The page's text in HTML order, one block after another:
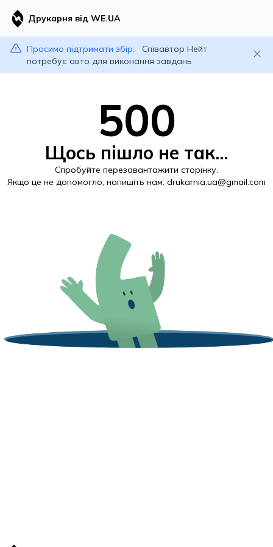
Друкарня від WE.UA
Просимо підтримати збір:
Співавтор Нейт
потребує авто для виконання завдань
500
Щось пішло не так...
Спробуйте перезавантажити сторінку.
Якщо це не допомогло, напишіть нам: drukarnia.ua@gmail.com